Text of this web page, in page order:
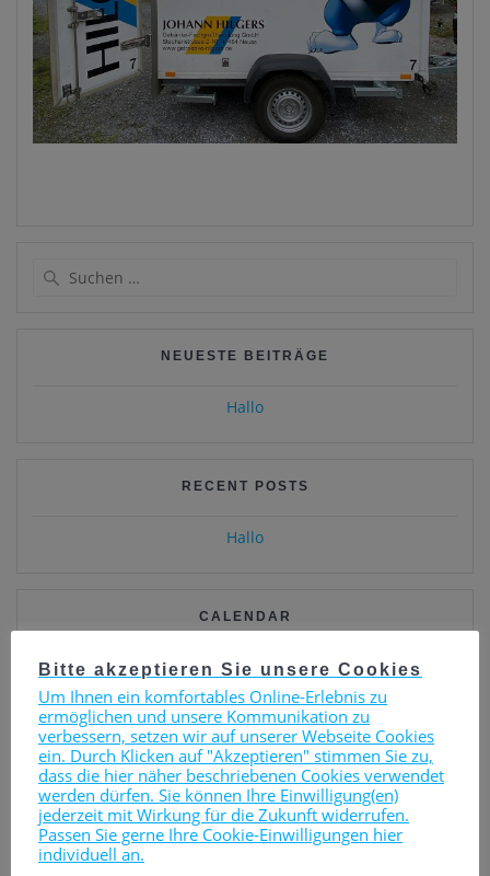
NEUESTE BEITRÄGE
Hallo
RECENT POSTS
Hallo
CALENDAR
August 2026
M D M D F S
1
2
3
4 5 6 7 8
9
10
11 12 13 14 15
17
18
Bitte akzeptieren Sie unsere Cookies
Um Ihnen ein komfortables Online-Erlebnis zu
ermöglichen und unsere Kommunikation zu
verbessern, setzen wir auf unserer Webseite Cookies
ein. Durch Klicken auf "Akzeptieren" stimmen Sie zu,
dass die hier näher beschriebenen Cookies verwendet
werden dürfen. Sie können Ihre Einwilligung(en)
jederzeit mit Wirkung für die Zukunft widerrufen.
Passen Sie gerne Ihre Cookie-Einwilligungen hier
individuell an.